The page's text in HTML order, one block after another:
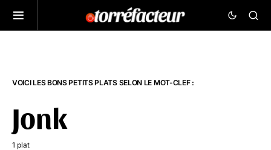
VOICI LES BONS PETITS PLATS SELON LE MOT-CLEF :
Jonk
1 plat